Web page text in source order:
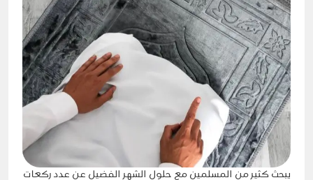
يبحث كثير من المسلمين مع حلول الشهر الفضيل عن عدد ركعات